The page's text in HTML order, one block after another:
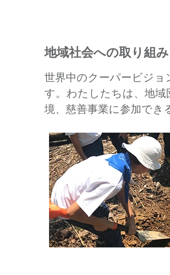
地域社会への取り組み
世界中のクーパービジ
す。わたしたちは、地
境、慈善事業に参加で